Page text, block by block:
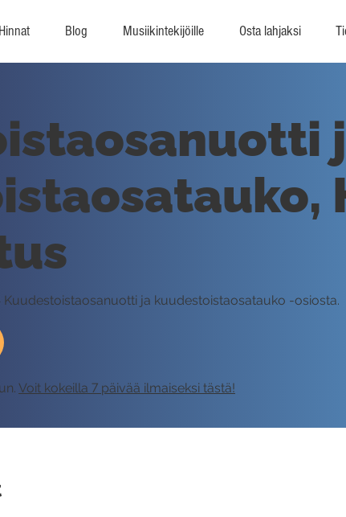
Hinnat Blog Musiikintekijöille Osta lahjaksi
Kuudestoistaosanuotti ja kuudestoistaosatauko -osiosta.
Voit kokeilla 7 päivää ilmaiseksi tästä!